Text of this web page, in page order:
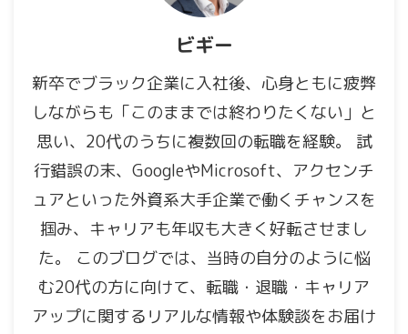
ビギー
新卒でブラック企業に入社後、心身ともに疲弊
しながらも「このままでは終わりたくない」と
思い、20代のうちに複数回の転職を経験。 試
行錯誤の末、GoogleやMicrosoft、アクセンチ
ュアといった外資系大手企業で働くチャンスを
掴み、キャリアも年収も大きく好転させまし
た。 このブログでは、当時の自分のように悩
む20代の方に向けて、転職・退職・キャリア
アップに関するリアルな情報や体験談をお届け